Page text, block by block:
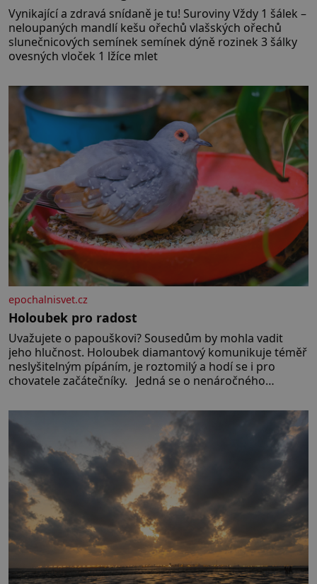
Vynikající a zdravá snídaně je tu! Suroviny Vždy 1 šálek –
neloupaných mandlí kešu ořechů vlašských ořechů
slunečnicových semínek semínek dýně rozinek 3 šálky
ovesných vloček 1 lžíce mlet
epochalnisvet.cz
Holoubek pro radost
Uvažujete o papouškovi? Sousedům by mohla vadit
jeho hlučnost. Holoubek diamantový komunikuje téměř
neslyšitelným pípáním, je roztomilý a hodí se i pro
chovatele začátečníky. Jedná se o nenáročného
času tráví na zemi, kde sbírá zbytky semínek Jeho
domovinou je prakticky celá Austrálie s výjimkou
pobřežní oblasti.